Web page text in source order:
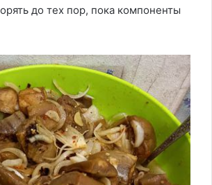
до тех пор, пока компоненты